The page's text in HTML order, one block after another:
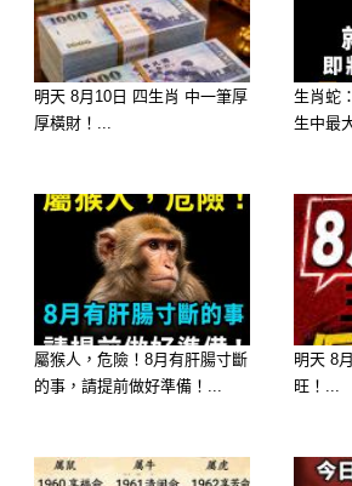
72歲的劉大爺半年前覺得
就去醫院檢查，一查結果
癌，還好發現的早，醫生
療愈的希望還是很大的。
當劉大爺把這個消息告訴
子的時候，結果並沒有我
情。三個兒子只是回來，
幣）的時候，都表示希望
明天 8月10日 四生肖 中一筆厚
厚橫財！...
生肖蛇
生中最
屬猴人，危險！8月有肝腸寸斷
的事，請提前做好準備！...
明天 8
旺！...